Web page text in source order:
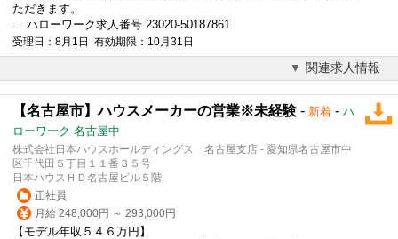
ただきます。
... ハローワーク求人番号 23020-50187861
受理日：8月1日 有効期限：10月31日
関連求人情報
【名古屋市】ハウスメーカーの営業※未経験- 新着 - ハ
ローワーク 名古屋中
株式会社日本ハウスホールディングス 名古屋支店 - 愛知県名古屋市中
区千代田５丁目１１番３５号
日本ハウスＨＤ名古屋ビル５階
正社員
月給 248,000円 ～ 293,000円
【 モデル年収５４６万円】